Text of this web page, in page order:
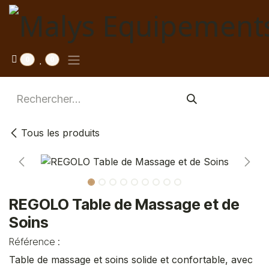
Se rendre au contenu
Tous les produits
REGOLO Table de Massage et de
Soins
Référence :
Table de massage et soins solide et confortable, avec